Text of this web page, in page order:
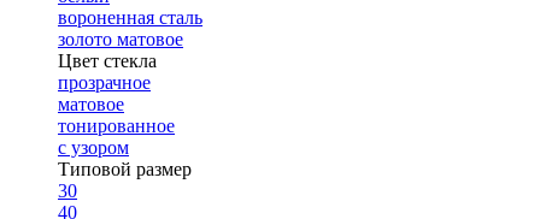
вороненная сталь
золото матовое
Цвет стекла
прозрачное
матовое
тонированное
с узором
Типовой размер
30
40